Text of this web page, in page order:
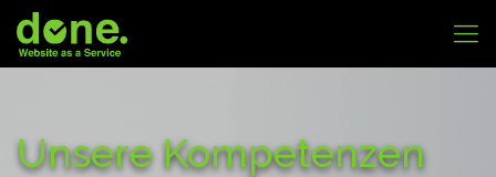
Unsere Kompetenzen